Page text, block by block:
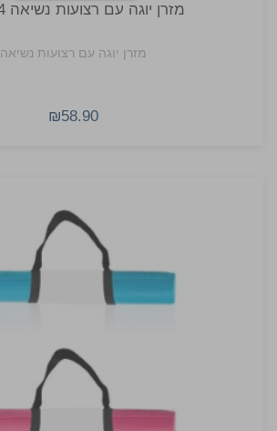
מזרן יוגה עם רצועות נשיאה 4 מ״מ
מזרן יוגה עם רצועות נשיאה
₪58.90